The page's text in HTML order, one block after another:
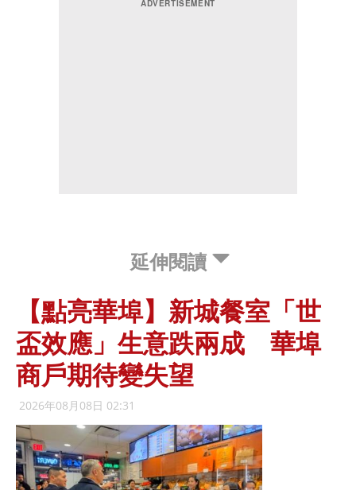
延伸閱讀
【點亮華埠】新城餐室「世
盃效應」生意跌兩成 華埠
商戶期待變失望
2026年08月08日 02:31